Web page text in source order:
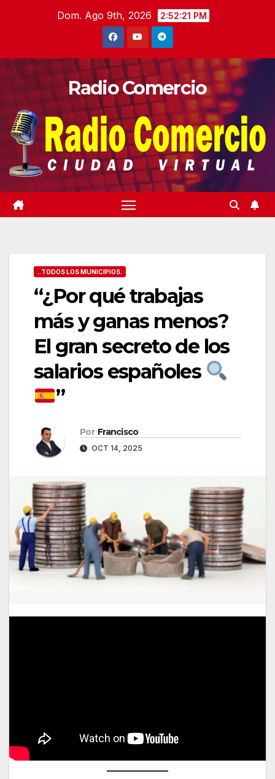
Dom. Ago 9th, 2026 2:52:22 PM
Radio Comercio
..TODOS LOS MUNICIPIOS.
“¿Por qué trabajas
más y ganas menos?
El gran secreto de los
salarios españoles
”
Por Francisco
OCT 14, 2025